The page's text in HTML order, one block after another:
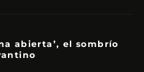
abierta’, el sombrío